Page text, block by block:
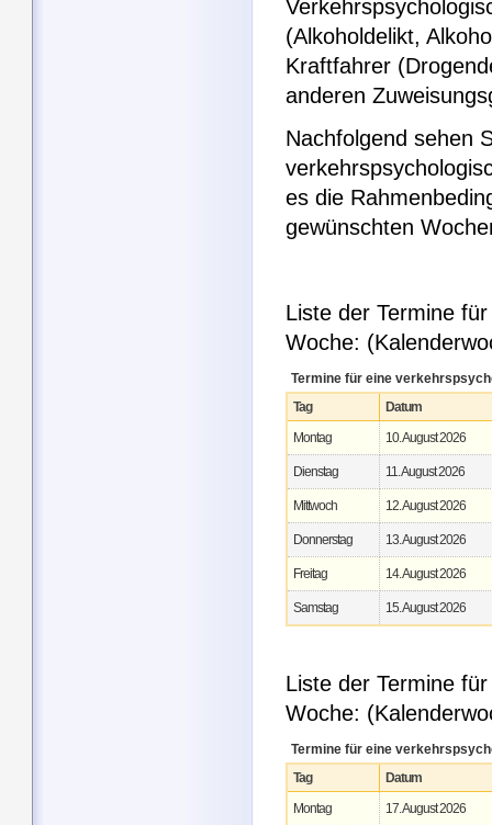
(Alkoholdelikt,
Kraftfahrer
anderen
Nachfolgend sehen
es die
gewünschten
Liste der Termine
Woche:
Termine für eine
Tag
Datum
Montag
10. August 2026
Dienstag 11. August 2026
Mittwoch 12. August 2026
Donnerstag 13. August 2026
Freitag 14. August 2026
Samstag 15. August 2026
Liste der Termine
Woche:
Termine für eine
Tag
Datum
Montag
17. August 2026